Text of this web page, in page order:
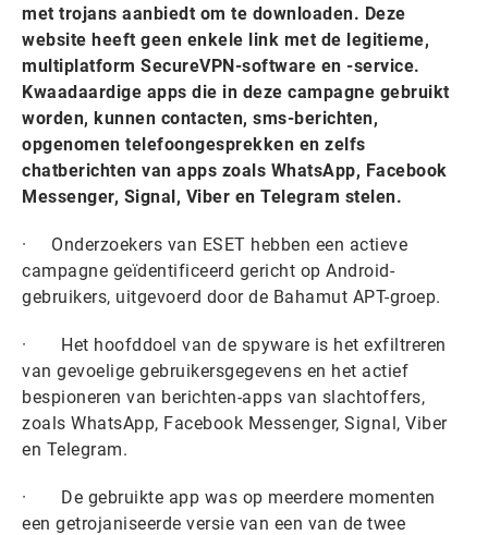
met trojans aanbiedt om te downloaden. Deze
website heeft geen enkele link met de legitieme,
multiplatform SecureVPN-software en -service.
Kwaadaardige apps die in deze campagne gebruikt
worden, kunnen contacten, sms-berichten,
opgenomen telefoongesprekken en zelfs
chatberichten van apps zoals WhatsApp, Facebook
Messenger, Signal, Viber en Telegram stelen.
· Onderzoekers van ESET hebben een actieve
campagne geïdentificeerd gericht op Android-
gebruikers, uitgevoerd door de Bahamut APT-groep.
· Het hoofddoel van de spyware is het exfiltreren
van gevoelige gebruikersgegevens en het actief
bespioneren van berichten-apps van slachtoffers,
zoals WhatsApp, Facebook Messenger, Signal, Viber
en Telegram.
· De gebruikte app was op meerdere momenten
een getrojaniseerde versie van een van de twee